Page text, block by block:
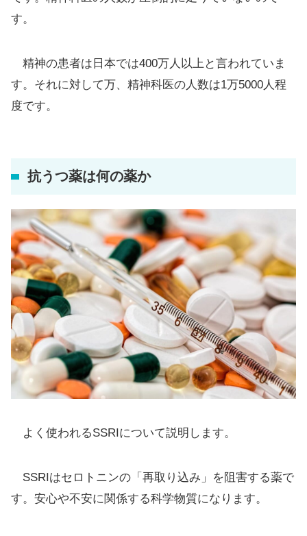
す。
精神の患者は日本では400万人以上と言われていま
す。それに対して万、精神科医の人数は1万5000人程
度です。
抗うつ薬は何の薬か
よく使われるSSRIについて説明します。
SSRIはセロトニンの「再取り込み」を阻害する薬で
す。安心や不安に関係する科学物質になります。